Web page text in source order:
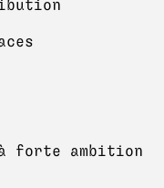
à forte ambition